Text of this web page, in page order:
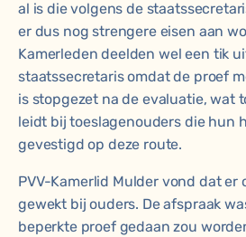
al is die volgens de
er dus nog strengere eisen aan
Kamerleden deelden wel een tik
staatssecretaris omdat de proef
is stopgezet na de evaluatie, wat
leidt bij toeslagenouders die hun
gevestigd op deze route.
PVV-Kamerlid Mulder vond dat
gewekt bij ouders. De afspraak
beperkte proef gedaan zou